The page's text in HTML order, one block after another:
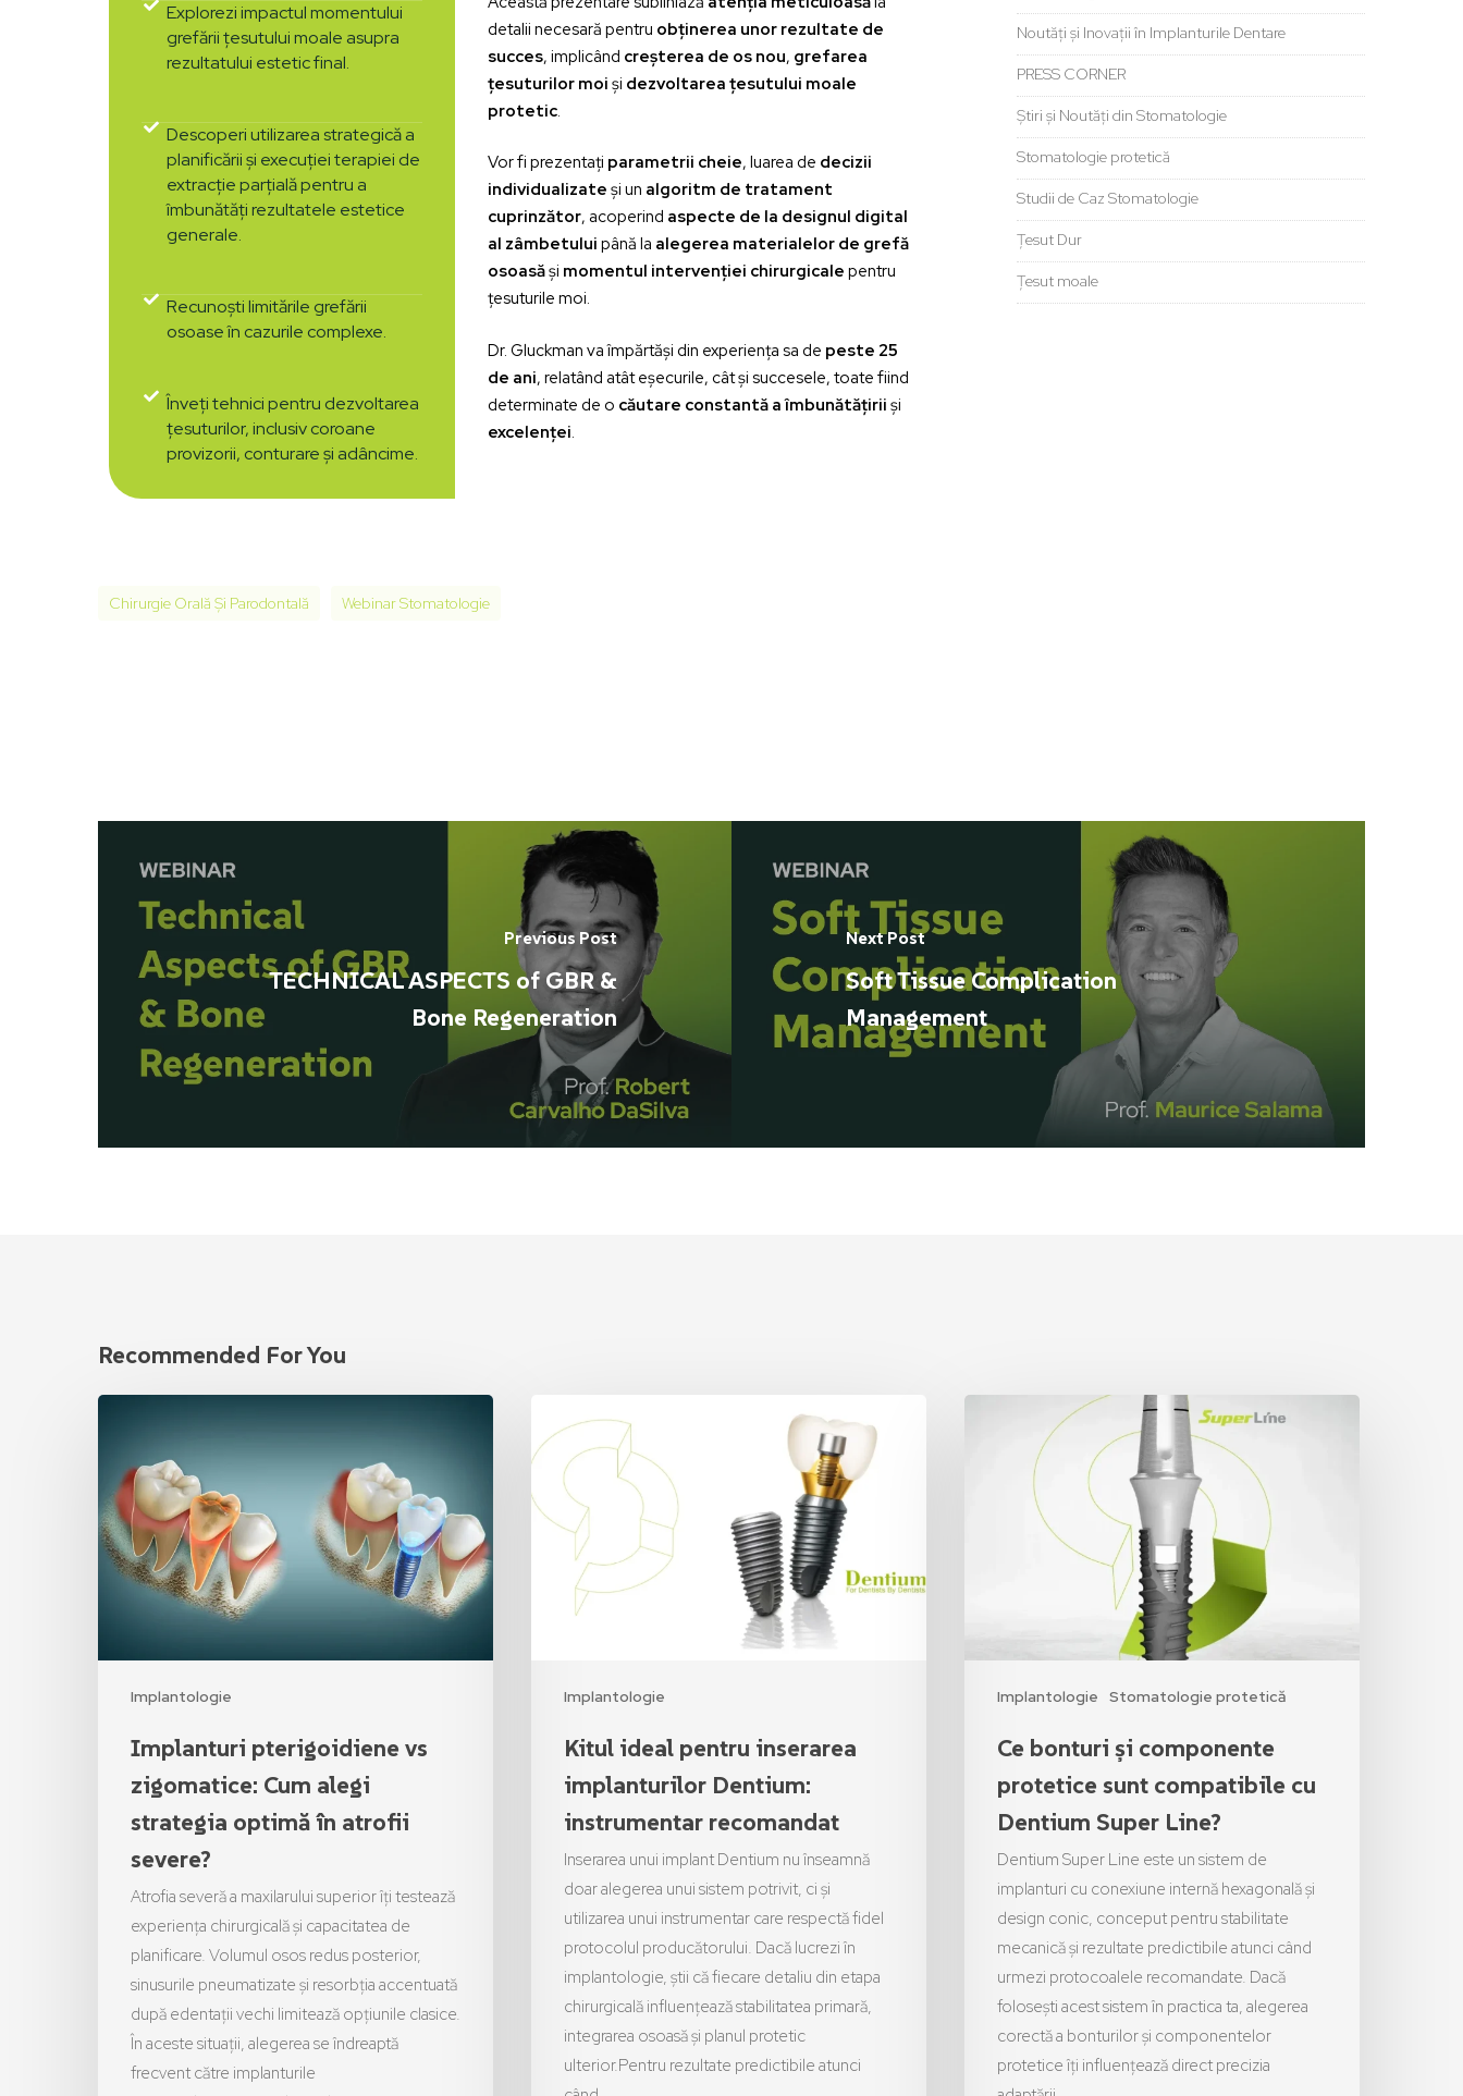
Explorezi impactul momentului
grefării țesutului moale asupra
rezultatului estetic final.
Descoperi utilizarea strategică a
planificării și execuției terapiei de
extracție parțială pentru a
îmbunătăți rezultatele estetice
generale.
Recunoști limitările grefării
osoase în cazurile complexe.
Înveți tehnici pentru dezvoltarea
țesuturilor, inclusiv coroane
provizorii, conturare și adâncime.
detalii necesară pentru obținerea unor rezultate de
succes, implicând creșterea de os nou, grefarea
țesuturilor moiși dezvoltarea țesutului moale
protetic.
Vor fi prezentați parametrii cheie, luarea de decizii
individualizateși un algoritm de tratament
cuprinzător, acoperind aspecte de la designul digital
al zâmbetuluipână la alegerea materialelor de grefă
osoasăși momentul intervenției chirurgicalepentru
țesuturile moi.
Dr. Gluckman va împărtăși din experiența sa de peste 25
de ani, relatând atât eșecurile, cât și succesele, toate fiind
determinate de o căutare constantă a îmbunătățiriiși
excelenței.
Chirurgie Orală Și Parodontală Webinar Stomatologie
Noutăți și Inovații în Implanturile Dentare
PRESS CORNER
Știri și Noutăți din Stomatologie
Stomatologie protetică
Studii de Caz Stomatologie
Țesut Dur
Țesut moale
Previous Post
TECHNICAL ASPECTS of GBR &
Bone Regeneration
Next Post
Soft Tissue Complication
Management
Recommended For You
Implantologie
Implanturi pterigoidiene vs
zigomatice: Cum alegi
strategia optimă în atrofii
severe?
Atrofia severă a maxilarului superior îți testează
experiența chirurgicală și capacitatea de
planificare. Volumul osos redus posterior,
sinusurile pneumatizate și resorbția accentuată
după edentații vechi limitează opțiunile clasice.
În aceste situații, alegerea se îndreaptă
frecvent către implanturile
Implantologie
Kitul ideal pentru inserarea
implanturilor Dentium:
instrumentar recomandat
Inserarea unui implant Dentium nu înseamnă
doar alegerea unui sistem potrivit, ci și
utilizarea unui instrumentar care respectă fidel
protocolul producătorului. Dacă lucrezi în
implantologie, știi că fiecare detaliu din etapa
chirurgicală influențează stabilitatea primară,
integrarea osoasă și planul protetic
ulterior.Pentru rezultate predictibile atunci
Implantologie Stomatologie protetică
Ce bonturi și componente
protetice sunt compatibile cu
Dentium Super Line?
Dentium Super Line este un sistem de
implanturi cu conexiune internă hexagonală și
design conic, conceput pentru stabilitate
mecanică și rezultate predictibile atunci când
urmezi protocoalele recomandate. Dacă
folosești acest sistem în practica ta, alegerea
corectă a bonturilor și componentelor
protetice îți influențează direct precizia